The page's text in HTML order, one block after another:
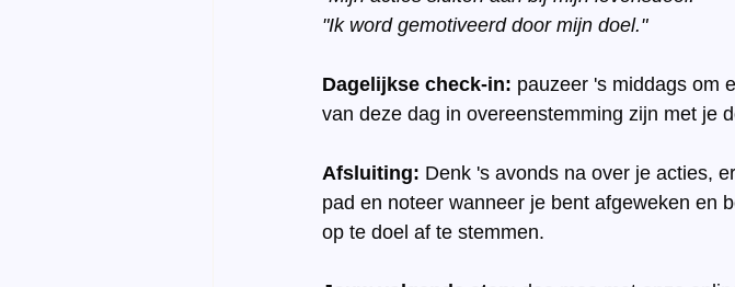
"Ik word gemotiveerd door mijn doel."
Dagelijkse check-in: pauzeer 's middags om
van deze dag in overeenstemming zijn met je
Afsluiting: Denk 's avonds na over je acties,
pad en noteer wanneer je bent afgeweken en
op te doel af te stemmen.